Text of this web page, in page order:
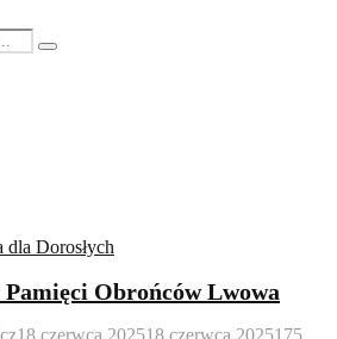
Search
Dorosłych
Obrońców Lwowa
18 czerwca 202518 czerwca 2025175